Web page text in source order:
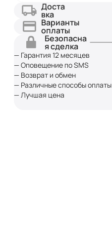
Доста
вка
Варианты
оплаты
Безопасна
я сделка
— Гарантия 12 месяцев
— Оповещение по SMS
— Возврат и обмен
— Различные способы оплаты
— Лучшая цена